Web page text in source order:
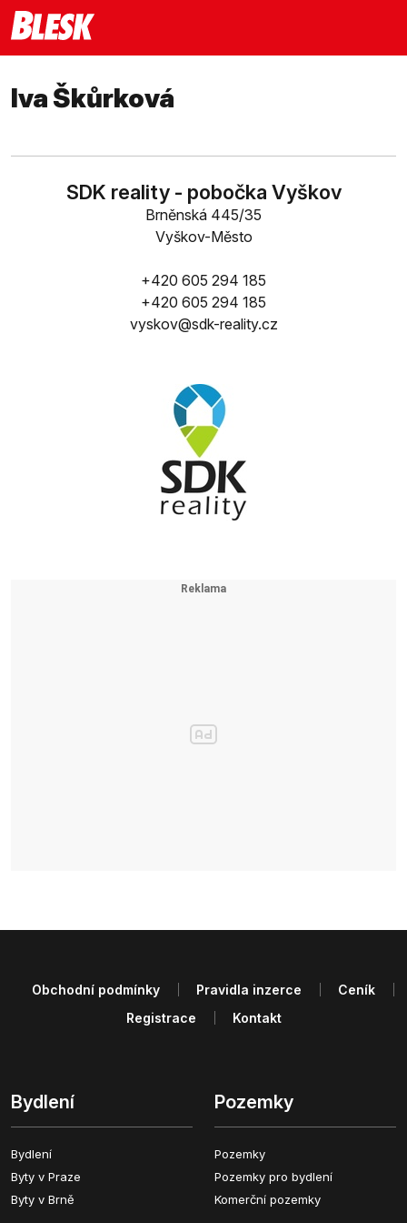
Iva Škůrková
SDK reality - pobočka Vyškov
Brněnská 445/35
Vyškov-Město
+420 605 294 185
+420 605 294 185
vyskov@sdk-reality.cz
Bydlení
Bydlení
Byty v Praze
Byty v Brně
Pozemky
Pozemky
Pozemky pro bydlení
Komerční pozemky
Obchodní podmínky Pravidla inzerce
Ceník
Registrace
Kontakt